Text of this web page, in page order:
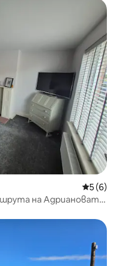
Средна
5 (6)
на Адриановата